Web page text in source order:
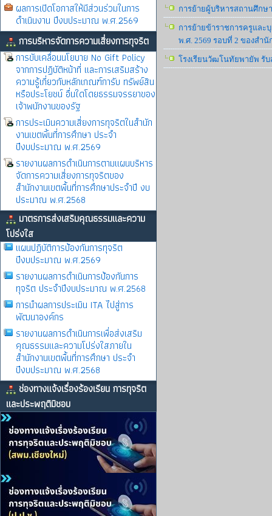
ผลการเปิดโอกาสให้มีส่วนร่วมในการ
ดำเนินงาน ปีงบประมาณ พ.ศ.2569
การบริหารจัดการความเสี่ยงการทุจริต
การขับเคลื่อนนโยบาย No Gift Policy
จากการปฏิบัติหน้าที่ และการเสริมสร้าง
ความรู้เกี่ยวกับหลักเกณฑ์การับ ทรัพย์สิน
หรือประโยชน์ อื่นใดโดยธรรมจรรยาของ
เจ้าพนักงานของรัฐ
การประเมินความเสี่ยงการทุจริตในสำนัก
งานเขตพิ้นที่การศึกษา ประจำ
ปีงบประมาณ พ.ศ.2569
รายงานผลการดำเนินการตามแผนบริหาร
จัดการความเสี่ยงการทุจริตของ
สำนักงานเขตพื้นที่การศึกษาประจำปี งบ
ประมาณ พ.ศ.2568
มาตรการส่งเสริมคุณธรรมและความ
โปร่งใส
แผนปฏิบัติการป้องกันการทุจริต
ปีงบประมาณ พ.ศ.2569
รายงานผลการดําเนินการป้องกันการ
ทุจริต ประจําปีงบประมาณ พ.ศ.2568
การนำผลการประเมิน ITA ไปสู่การ
พัฒนาองค์กร
รายงานผลการดําเนินการเพื่อส่งเสริม
คุณธรรมและความโปร่งใสภายใน
สำนักงานเขตพื้นที่การศึกษา ประจำ
ปีงบประมาณ พ.ศ.2568
ช่องทางแจ้งเรื่องร้องเรียน การทุจริต
และประพฤติมิชอบ
การย้ายผู้บริหารสถานศึกษ
การย้ายข้าราชการครูแล
พ.ศ. 2569 รอบที่ 2 ของสำ
โรงเรียนวัฒโนทัยพายัพ รั